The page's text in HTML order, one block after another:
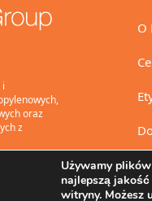
i
oraz
z
O
Używamy
najlepszą
witryny. Możesz